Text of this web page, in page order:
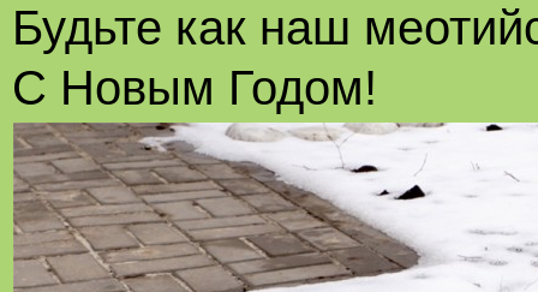
Будьте как наш
С Новым Годом!